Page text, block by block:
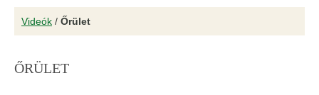
Videók / Őrület
ŐRÜLET